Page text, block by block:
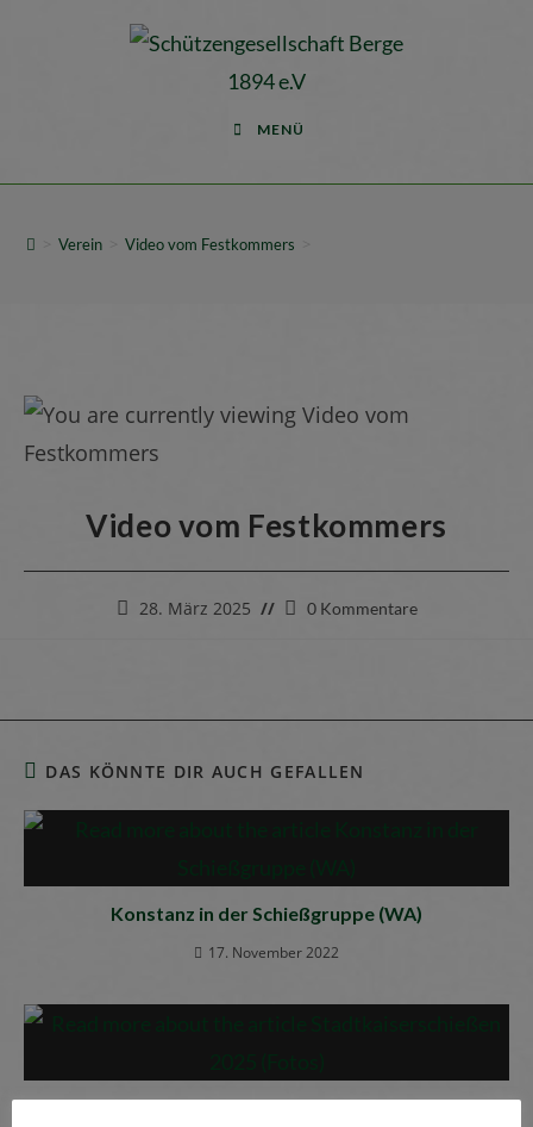
MENÜ
Verein Video vom Festkommers
Video vom Festkommers
28. März 2025 0 Kommentare
DAS KÖNNTE DIR AUCH GEFALLEN
Konstanz in der Schießgruppe (WA)
17. November 2022
Stadtkaiserschießen 2025 (Fotos)